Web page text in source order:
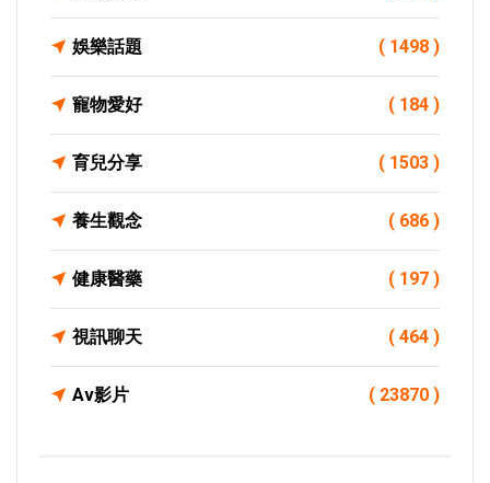
娛樂話題 ( 1498 )
寵物愛好 ( 184 )
育兒分享 ( 1503 )
養生觀念 ( 686 )
健康醫藥 ( 197 )
視訊聊天 ( 464 )
Av影片 ( 23870 )